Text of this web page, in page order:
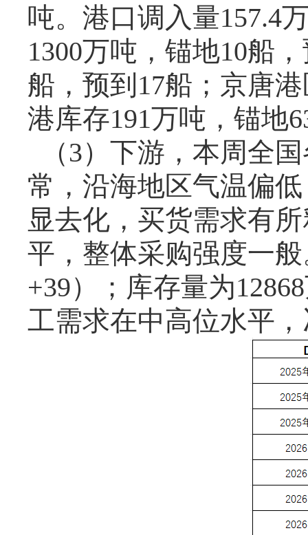
吨。港口调入量157.4
1300万吨，锚地10船
船，预到 17船；京唐
港库存191万吨，锚地
（3）下游，本周全
常，沿海地区气温偏
显去化，买货需求有
平，整体采购强度一
+39）；库存量为12868
工需求在中高位水平